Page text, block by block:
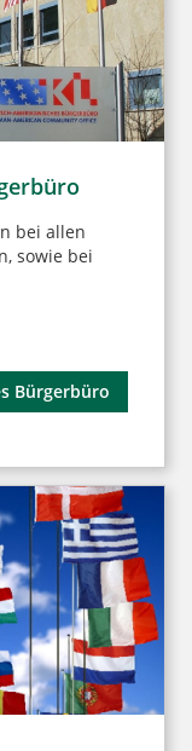
bei allen
sowie bei
Bürgerbüro